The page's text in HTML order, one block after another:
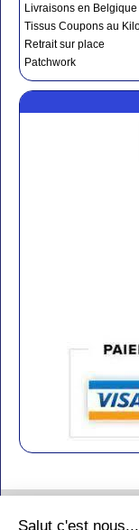
Livraisons en Belgique
Tissus Coupons au
Retrait sur place
Patchwork
Salut c'est nous...